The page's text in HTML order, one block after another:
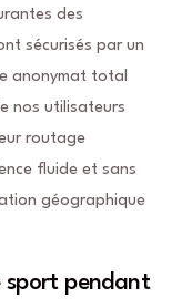
des
sécurisés par un
anonymat total
nos utilisateurs
routage
fluide et sans
géographique
sport pendant